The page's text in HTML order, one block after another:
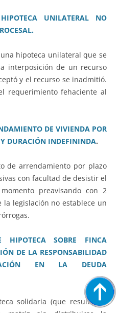
UNILATERAL NO
hipoteca unilateral que se
interposición de un recurso
y el recurso se inadmitió.
requerimiento fehaciente al
DE VIVIENDA POR
DURACIÓN INDEFININDA.
de arrendamiento por plazo
con facultad de desistir el
preavisando con 2
la legislación no establece un
HIPOTECA SOBRE FINCA
DE LA RESPONSABILIDAD
EN LA DEUDA
solidaria (que resulta de